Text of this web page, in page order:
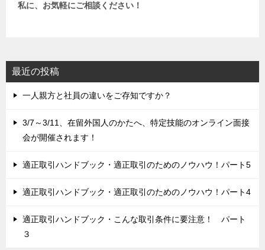
私に、お気軽にご相談ください！
最近の投稿
一人親方と社員の違いをご存知ですか？
3/7～3/11、在留外国人のかたへ、特定技能のオンライン面接
会が開催されます！
適正取引ハンドブック・適正取引のためのノウハウ！パート5
適正取引ハンドブック・適正取引のためのノウハウ！パート4
適正取引ハンドブック・こんな取引条件に要注意！ パート
３